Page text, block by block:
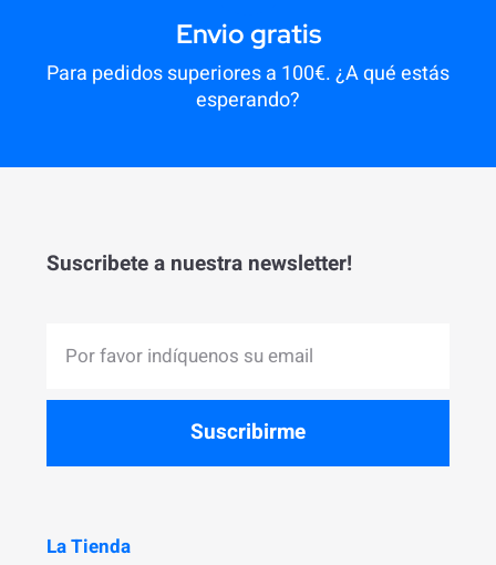
Envio gratis
Para pedidos superiores a 100€. ¿A qué estás
esperando?
Suscribete a nuestra newsletter!
Suscribirme
La Tienda